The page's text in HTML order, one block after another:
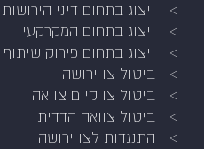
ייצוג בתחום דיני
ייצוג בתחום המקרקעין
ייצוג בתחום פירוק
ביטול צו ירושה
ביטול צו קיום צוואה
ביטול צוואה הדדית
התנגדות לצו ירושה